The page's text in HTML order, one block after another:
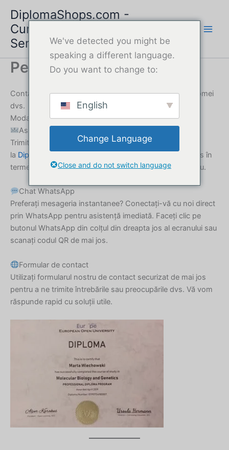
content
DiplomaShops.com -
Cumpărați diploma online |
Serviciu rapid și sigur
Persoană de contact
Contactați-ne - Obțineți ajutor pentru cumpărarea diplomei
dvs.
Modalități multiple de a ne contacta
Asistență prin e-mail
Trimiteți-ne un mesaj oricând
la DiplomaShops247@gmail.com
. Garantăm un răspuns în
termen de 60 de minute în timpul orelor noastre de lucru.
Chat WhatsApp
Preferați mesageria instantanee? Conectați-vă cu noi direct
prin WhatsApp pentru asistență imediată. Faceți clic pe
butonul WhatsApp din colțul din dreapta jos al ecranului sau
scanați codul QR de mai jos.
Formular de contact
Utilizați formularul nostru de contact securizat de mai jos
pentru a ne trimite întrebările sau preocupările dvs. Vă vom
răspunde rapid cu soluții utile.
We've detected you might be
speaking a different language.
Do you want to change to:
English
Change Language
Close and do not switch language